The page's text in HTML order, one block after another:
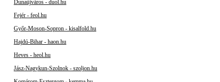
Dunaújváros - duol.hu
Fejér - feol.hu
Győr-Moson-Sopron - kisalfold.hu
Hajdú-Bihar - haon.hu
Heves - heol.hu
Jász-Nagykun-Szolnok - szoljon.hu